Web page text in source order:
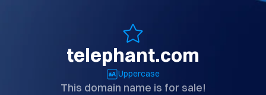
telephant.com
Uppercase
This domain name is for sale!